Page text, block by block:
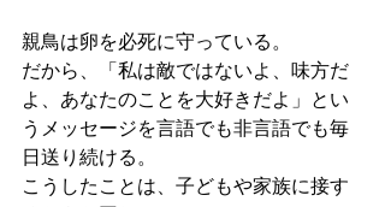
親鳥は卵を必死に守っている。
だから、「私は敵ではないよ、味方だ
よ、あなたのことを大好きだよ」とい
うメッセージを言語でも非言語でも毎
日送り続ける。
こうしたことは、子どもや家族に接す